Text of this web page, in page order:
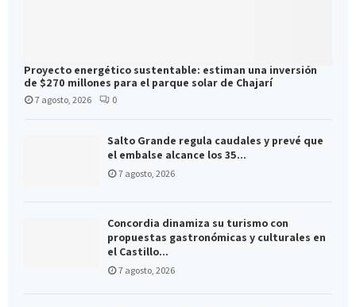
Proyecto energético sustentable: estiman una inversión
de $270 millones para el parque solar de Chajarí
7 agosto, 2026 0
Salto Grande regula caudales y prevé que
el embalse alcance los 35...
7 agosto, 2026
Concordia dinamiza su turismo con
propuestas gastronómicas y culturales en
el Castillo...
7 agosto, 2026